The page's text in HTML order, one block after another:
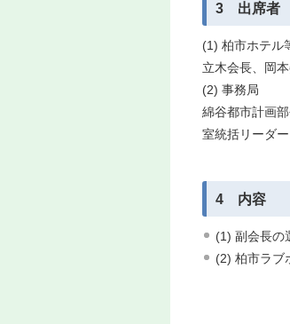
3 出席者
(1) 柏市ホテル
立木会長、岡
(2) 事務局
綿谷都市計画
室統括リーダ
4 内容
(1) 副会長の
(2) 柏市ラブ